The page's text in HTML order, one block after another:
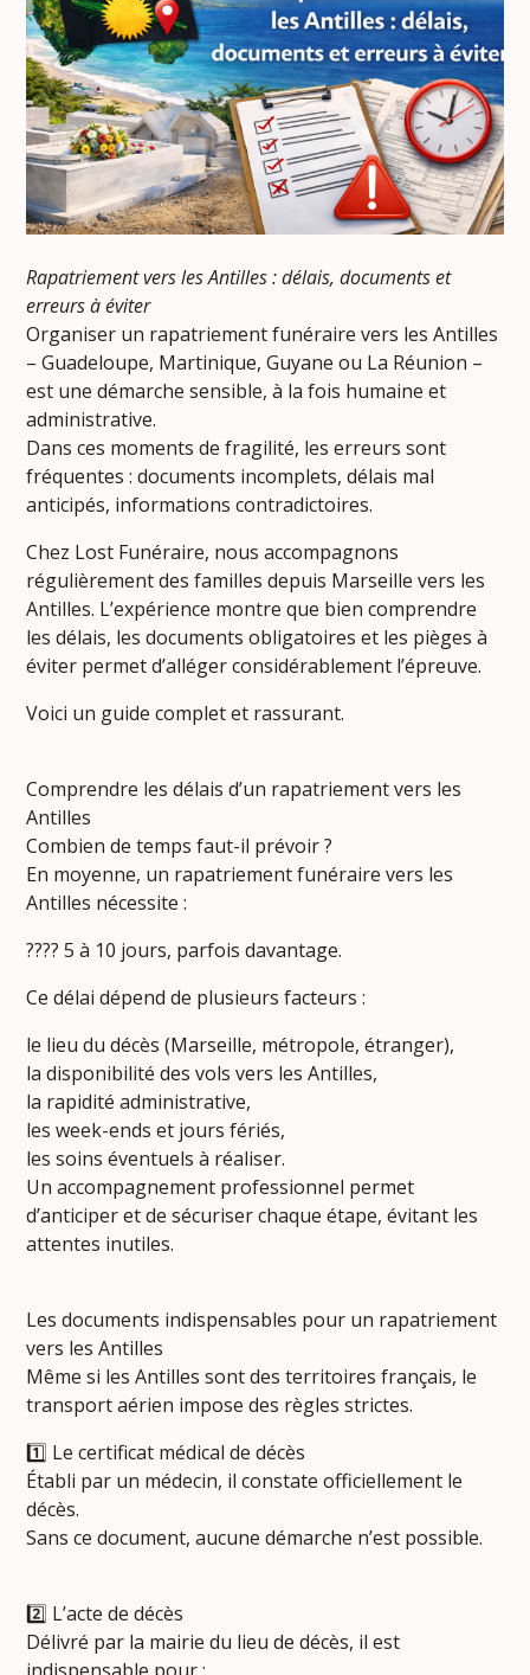
Rapatriement vers les Antilles : délais, documents et
erreurs à éviter
Organiser un rapatriement funéraire vers les Antilles
– Guadeloupe, Martinique, Guyane ou La Réunion –
est une démarche sensible, à la fois humaine et
administrative.
Dans ces moments de fragilité, les erreurs sont
fréquentes : documents incomplets, délais mal
anticipés, informations contradictoires.
Chez Lost Funéraire, nous accompagnons
régulièrement des familles depuis Marseille vers les
Antilles. L’expérience montre que bien comprendre
les délais, les documents obligatoires et les pièges à
éviter permet d’alléger considérablement l’épreuve.
Voici un guide complet et rassurant.
Comprendre les délais d’un rapatriement vers les
Antilles
Combien de temps faut-il prévoir ?
En moyenne, un rapatriement funéraire vers les
Antilles nécessite :
???? 5 à 10 jours, parfois davantage.
Ce délai dépend de plusieurs facteurs :
le lieu du décès (Marseille, métropole, étranger),
la disponibilité des vols vers les Antilles,
la rapidité administrative,
les week-ends et jours fériés,
les soins éventuels à réaliser.
Un accompagnement professionnel permet
d’anticiper et de sécuriser chaque étape, évitant les
attentes inutiles.
Les documents indispensables pour un rapatriement
vers les Antilles
Même si les Antilles sont des territoires français, le
transport aérien impose des règles strictes.
1️⃣ Le certificat médical de décès
Établi par un médecin, il constate officiellement le
décès.
Sans ce document, aucune démarche n’est possible.
2️⃣ L’acte de décès
Délivré par la mairie du lieu de décès, il est